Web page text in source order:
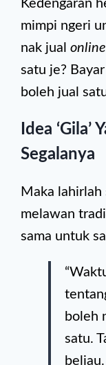
Kedengaran
mimpi ngeri
nak jual online
satu je?
boleh jual
Idea
Segalanya
Maka lahirlah
melawan
sama untuk
boleh
satu.
beliau.